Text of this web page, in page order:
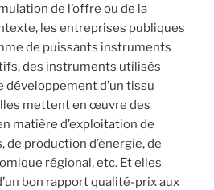
de l’offre ou de la
les entreprises publiques
de puissants instruments
des instruments utilisés
développement d’un tissu
mettent en œuvre des
matière d’exploitation de
production d’énergie, de
régional, etc. Et elles
bon rapport qualité-prix aux